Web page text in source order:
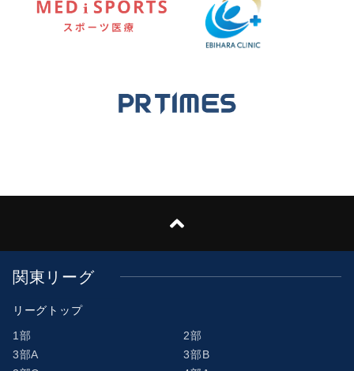
関東リーグ
リーグトップ
1部
2部
3部A
3部B